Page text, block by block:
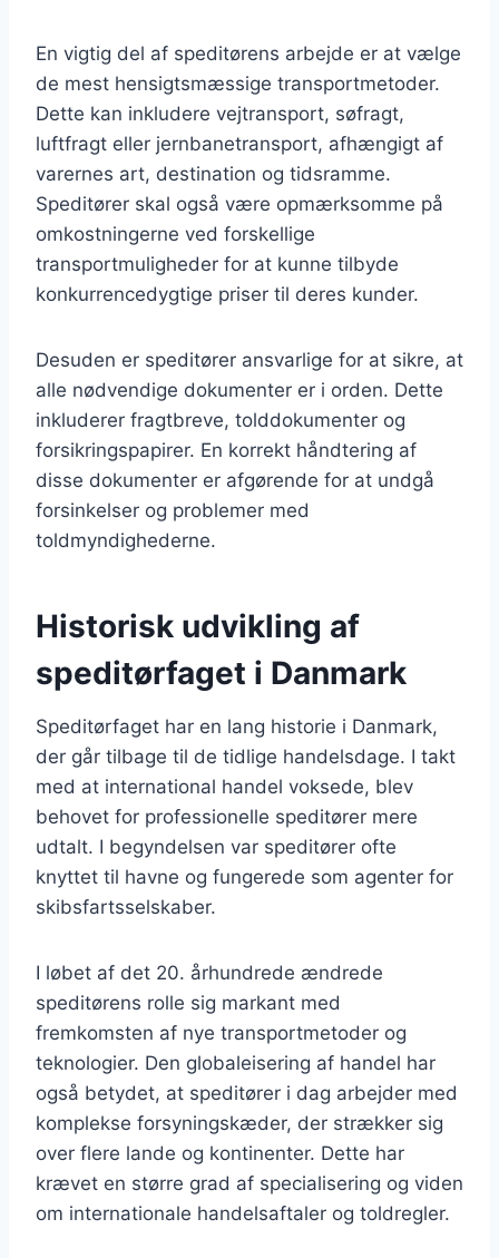
En vigtig del af speditørens arbejde er at vælge
de mest hensigtsmæssige transportmetoder.
Dette kan inkludere vejtransport, søfragt,
luftfragt eller jernbanetransport, afhængigt af
varernes art, destination og tidsramme.
Speditører skal også være opmærksomme på
omkostningerne ved forskellige
transportmuligheder for at kunne tilbyde
konkurrencedygtige priser til deres kunder.
Desuden er speditører ansvarlige for at sikre, at
alle nødvendige dokumenter er i orden. Dette
inkluderer fragtbreve, tolddokumenter og
forsikringspapirer. En korrekt håndtering af
disse dokumenter er afgørende for at undgå
forsinkelser og problemer med
toldmyndighederne.
Historisk udvikling af
speditørfaget i Danmark
Speditørfaget har en lang historie i Danmark,
der går tilbage til de tidlige handelsdage. I takt
med at international handel voksede, blev
behovet for professionelle speditører mere
udtalt. I begyndelsen var speditører ofte
knyttet til havne og fungerede som agenter for
skibsfartsselskaber.
I løbet af det 20. århundrede ændrede
speditørens rolle sig markant med
fremkomsten af nye transportmetoder og
teknologier. Den globaleisering af handel har
også betydet, at speditører i dag arbejder med
komplekse forsyningskæder, der strækker sig
over flere lande og kontinenter. Dette har
krævet en større grad af specialisering og viden
om internationale handelsaftaler og toldregler.